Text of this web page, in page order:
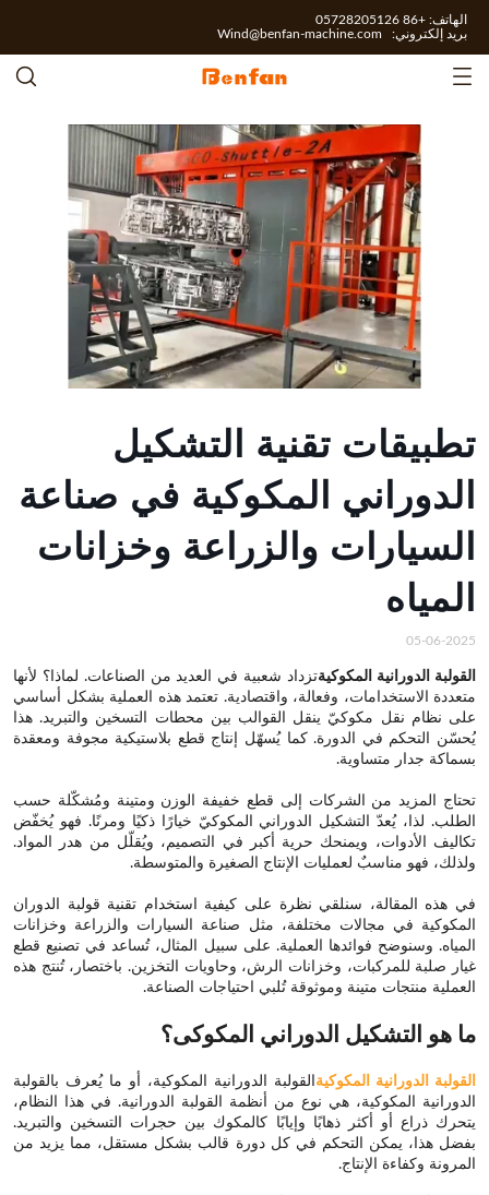
الهاتف: +86 05728205126
بريد إلكتروني: Wind@benfan-machine.com
تطبيقات تقنية التشكيل
الدوراني المكوكية في صناعة
السيارات والزراعة وخزانات
المياه
05-06-2025
القولبة الدورانية المكوكيةتزداد شعبية في العديد من الصناعات. لماذا؟ لأنها
متعددة الاستخدامات، وفعالة، واقتصادية. تعتمد هذه العملية بشكل أساسي
على نظام نقل مكوكيّ ينقل القوالب بين محطات التسخين والتبريد. هذا
يُحسّن التحكم في الدورة. كما يُسهّل إنتاج قطع بلاستيكية مجوفة ومعقدة
بسماكة جدار متساوية.
تحتاج المزيد من الشركات إلى قطع خفيفة الوزن ومتينة ومُشكّلة حسب
الطلب. لذا، يُعدّ التشكيل الدوراني المكوكيّ خيارًا ذكيًا ومرنًا. فهو يُخفّض
تكاليف الأدوات، ويمنحك حرية أكبر في التصميم، ويُقلّل من هدر المواد.
ولذلك، فهو مناسبٌ لعمليات الإنتاج الصغيرة والمتوسطة.
في هذه المقالة، سنلقي نظرة على كيفية استخدام تقنية قولبة الدوران
المكوكية في مجالات مختلفة، مثل صناعة السيارات والزراعة وخزانات
المياه. وسنوضح فوائدها العملية. على سبيل المثال، تُساعد في تصنيع قطع
غيار صلبة للمركبات، وخزانات الرش، وحاويات التخزين. باختصار، تُنتج هذه
العملية منتجات متينة وموثوقة تُلبي احتياجات الصناعة.
ما هو التشكيل الدوراني المكوكى؟
القولبة الدورانية المكوكية القولبة الدورانية المكوكية، أو ما يُعرف بالقولبة
الدورانية المكوكية، هي نوع من أنظمة القولبة الدورانية. في هذا النظام،
يتحرك ذراع أو أكثر ذهابًا وإيابًا كالمكوك بين حجرات التسخين والتبريد.
بفضل هذا، يمكن التحكم في كل دورة قالب بشكل مستقل، مما يزيد من
المرونة وكفاءة الإنتاج.